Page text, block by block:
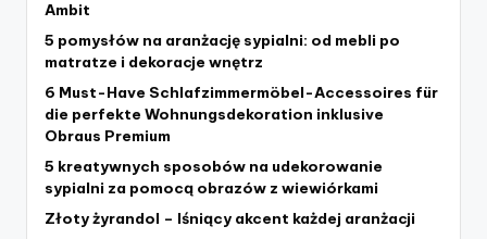
Ambit
5 pomysłów na aranżację sypialni: od mebli po
matratze i dekoracje wnętrz
6 Must-Have Schlafzimmermöbel-Accessoires für
die perfekte Wohnungsdekoration inklusive
Obraus Premium
5 kreatywnych sposobów na udekorowanie
sypialni za pomocą obrazów z wiewiórkami
Złoty żyrandol – lśniący akcent każdej aranżacji